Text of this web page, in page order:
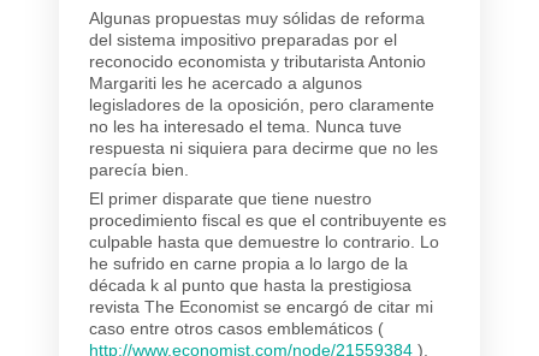
Algunas propuestas muy sólidas de reforma
del sistema impositivo preparadas por el
reconocido economista y tributarista Antonio
Margariti les he acercado a algunos
legisladores de la oposición, pero claramente
no les ha interesado el tema. Nunca tuve
respuesta ni siquiera para decirme que no les
parecía bien.
El primer disparate que tiene nuestro
procedimiento fiscal es que el contribuyente es
culpable hasta que demuestre lo contrario. Lo
he sufrido en carne propia a lo largo de la
década k al punto que hasta la prestigiosa
revista The Economist se encargó de citar mi
caso entre otros casos emblemáticos (
http://www.economist.com/node/21559384 ).